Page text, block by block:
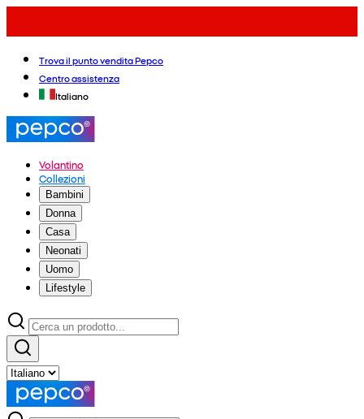
Trova il punto vendita Pepco
Centro assistenza
Italiano
Volantino
Collezioni
Bambini
Donna
Casa
Neonati
Uomo
Lifestyle